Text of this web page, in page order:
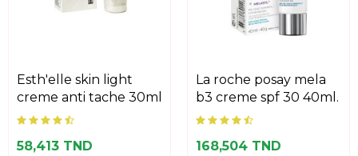
esth'elle skin light
creme anti tache 30ml
58,413 TND
la roche posay mela
b3 creme spf 30 40ml.
168,504 TND